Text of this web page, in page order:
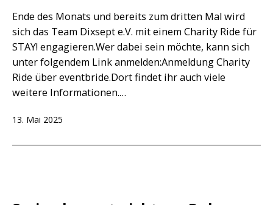
Ende des Monats und bereits zum dritten Mal wird
sich das Team Dixsept e.V. mit einem Charity Ride für
STAY! engagieren.Wer dabei sein möchte, kann sich
unter folgendem Link anmelden:Anmeldung Charity
Ride über eventbride.Dort findet ihr auch viele
weitere Informationen.…
Veröffentlicht
13. Mai 2025